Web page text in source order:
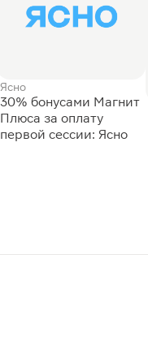
Ясно
30% бонусами Магнит
Плюса за оплату
первой сессии: Ясно